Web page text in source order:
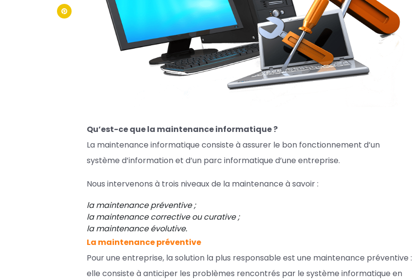
Qu’est-ce que la maintenance informatique ?
La maintenance informatique consiste à assurer le bon fonctionnement d’un
système d’information et d’un parc informatique d’une entreprise.
Nous intervenons à trois niveaux de la maintenance à savoir :
la maintenance préventive ;
la maintenance corrective ou curative ;
la maintenance évolutive.
La maintenance préventive
Pour une entreprise, la solution la plus responsable est une maintenance préventive :
elle consiste à anticiper les problèmes rencontrés par le système informatique en